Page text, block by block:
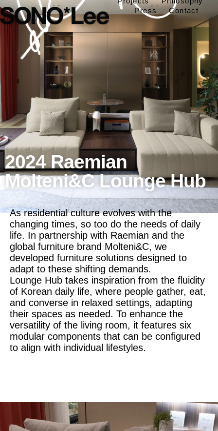
Press
Contact
2024 Raemian
Molteni&C Lounge Hub
As residential culture evolves with the
changing times, so too do the needs of daily
life. In partnership with Raemian and the
global furniture brand Molteni&C, we
developed furniture solutions designed to
adapt to these shifting demands.
Lounge Hub takes inspiration from the fluidity
of Korean daily life, where people gather, eat,
and converse in relaxed settings, adapting
their spaces as needed. To enhance the
versatility of the living room, it features six
modular components that can be configured
to align with individual lifestyles.